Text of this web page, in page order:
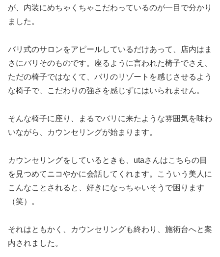
が、内装にめちゃくちゃこだわっているのが一目で分かり
ました。
バリ式のサロンをアピールしているだけあって、店内はま
さにバリそのものです。座るように言われた椅子でさえ、
ただの椅子ではなくて、バリのリゾートを感じさせるよう
な椅子で、こだわりの強さを感じずにはいられません。
そんな椅子に座り、まるでバリに来たような雰囲気を味わ
いながら、カウンセリングが始まります。
カウンセリングをしているときも、utaさんはこちらの目
を見つめてニコやかに会話してくれます。こういう美人に
こんなことされると、好きになっちゃいそうで困ります
（笑）。
それはともかく、カウンセリングも終わり、施術台へと案
内されました。